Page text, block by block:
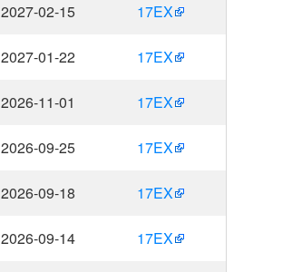
2027-02-15 17EX
2027-01-22 17EX
2026-11-01 17EX
2026-09-25 17EX
2026-09-18 17EX
2026-09-14 17EX